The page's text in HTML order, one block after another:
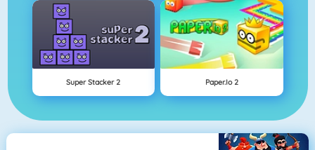
Super Stacker 2 Paper.io 2